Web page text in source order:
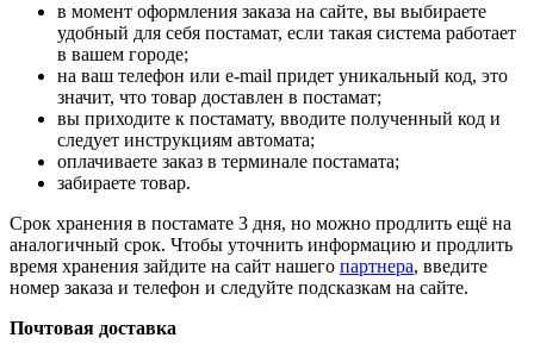
в момент оформления заказа на сайте, вы выбираете
удобный для себя постамат, если такая система работает
в вашем городе;
на ваш телефон или e-mail придет уникальный код, это
значит, что товар доставлен в постамат;
вы приходите к постамату, вводите полученный код и
следует инструкциям автомата;
оплачиваете заказ в терминале постамата;
забираете товар.
Срок хранения в постамате 3 дня, но можно продлить ещё на
аналогичный срок. Чтобы уточнить информацию и продлить
время хранения зайдите на сайт нашего партнера, введите
номер заказа и телефон и следуйте подсказкам на сайте.
Почтовая доставка